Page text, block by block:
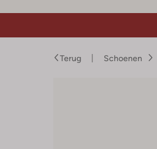
Terug Schoenen